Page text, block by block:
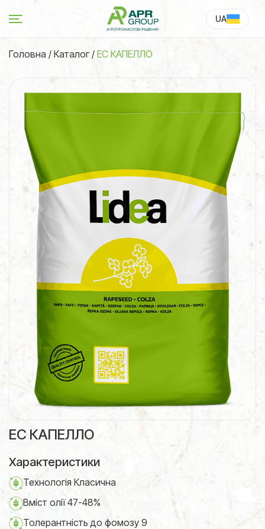
UA
Головна / Каталог/ ЕС КАПЕЛЛО
ЕС КАПЕЛЛО
Характеристики
Технологія Класична
Вміст олії 47-48%
Толерантність до фомозу 9